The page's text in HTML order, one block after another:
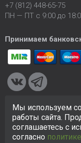
+7 (812) 448-65-75
ПН — ПТ с 9:00 до
Принимаем
© 2005-2026 ООО
исключительно в
на сайте не является
отношении
Мы используем
работы сайта.
соглашаетесь с
согласно